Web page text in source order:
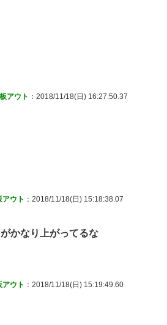
アウト ：2018/11/18(日) 16:27:50.37
ウト ：2018/11/18(日) 15:18:38.07
かなり上がってるな
ウト ：2018/11/18(日) 15:19:49.60